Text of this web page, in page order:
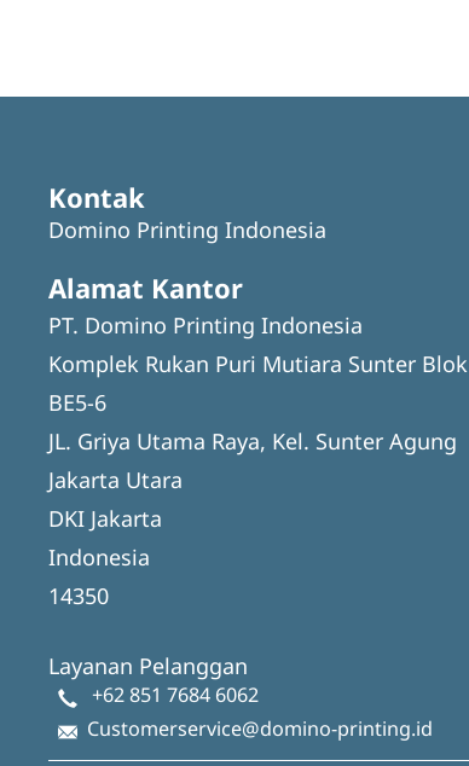
Kontak
Domino Printing Indonesia
Alamat Kantor
PT. Domino Printing Indonesia
Komplek Rukan Puri Mutiara Sunter Blok
BE5-6
JL. Griya Utama Raya, Kel. Sunter Agung
Jakarta Utara
DKI Jakarta
Indonesia
14350
Layanan Pelanggan
+62 851 7684 6062
Customerservice@domino-printing.id